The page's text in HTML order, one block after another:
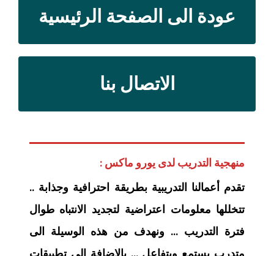
عودة الى الصفحة الرئيسية
الاتصال بنا
منهجية التدريب لدى يورو ماكس :
تقدم أعمالنا التدريبية بطريقة احترافية وجذابة ..
تتخللها معلومات اعتراضية لتجديد الانتباه طوال
فترة التدريب … ونهدف من هذه الوسيلة الى